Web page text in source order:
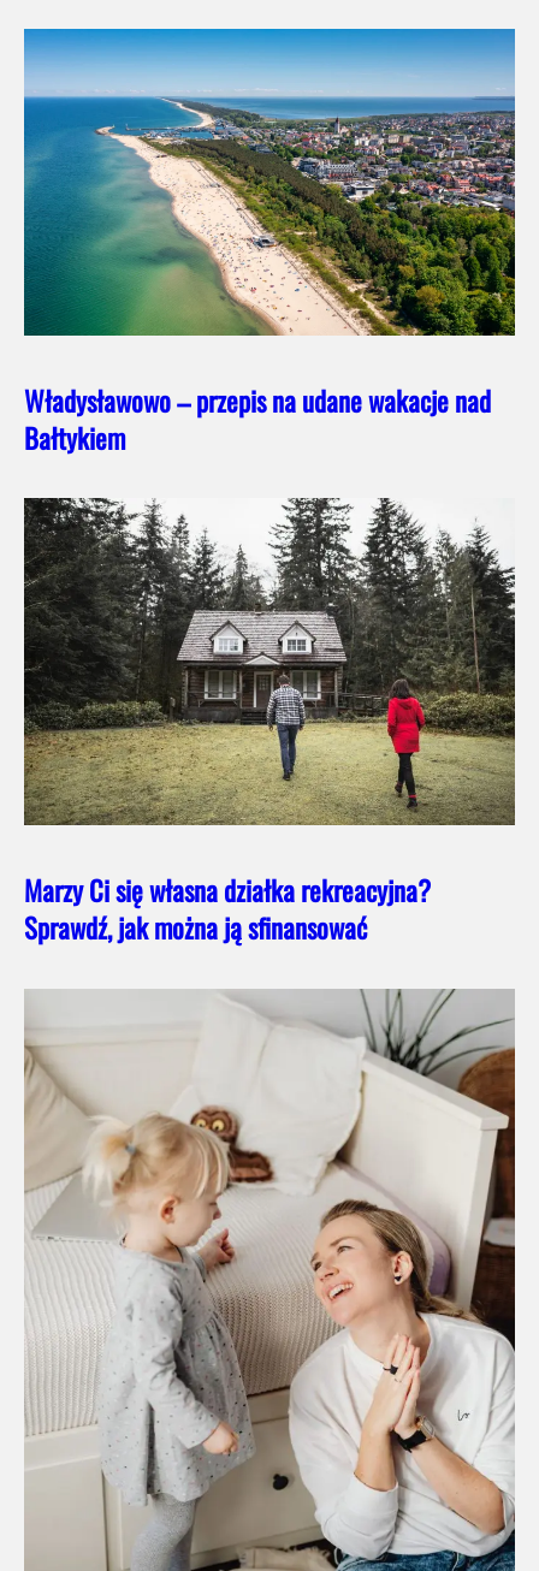
Władysławowo – przepis na udane wakacje nad
Bałtykiem
Marzy Ci się własna działka rekreacyjna?
Sprawdź, jak można ją sfinansować